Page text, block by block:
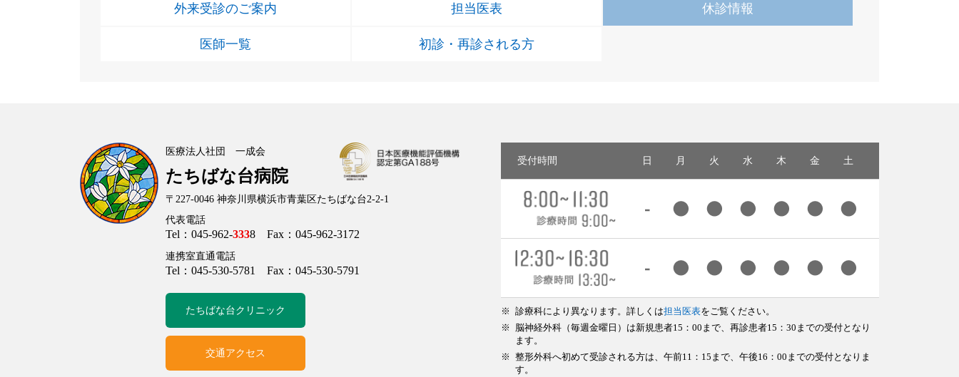
外来受診のご案内 担当医表 休診情報
医師一覧 初診・再診される方
医療法人社団 一成会
たちばな台病院
〒227-0046 神奈川県横浜市青葉区たちばな台2-2-1
代表電話
Tel：045-962-3338 Fax：045-962-3172
連携室直通電話
Tel：045-530-5781 Fax：045-530-5791
たちばな台クリニック
交通アクセス
受付時間 日 月 火 水 木 金 土
診療科により異なります。詳しくは担当医表をご覧ください。
脳神経外科（毎週金曜日）は新規患者15：00まで、再診患者15：30までの受付となり
ます。
整形外科へ初めて受診される方は、午前11：15まで、午後16：00までの受付となりま
す。